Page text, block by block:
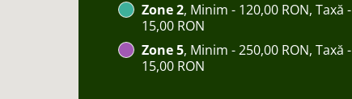
Zone 2, Minim - 120,00 RON, Taxă -
15,00 RON
Zone 5, Minim - 250,00 RON, Taxă -
15,00 RON